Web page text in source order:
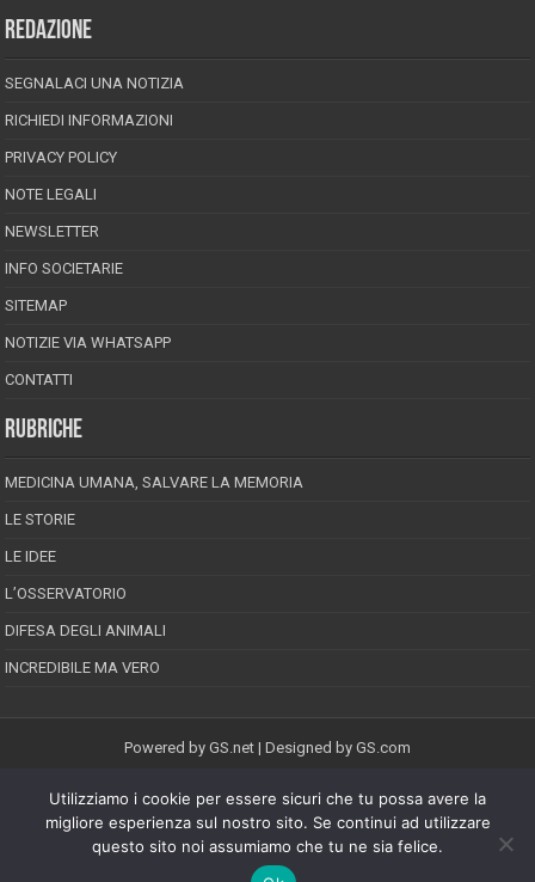
REDAZIONE
SEGNALACI UNA NOTIZIA
RICHIEDI INFORMAZIONI
PRIVACY POLICY
NOTE LEGALI
NEWSLETTER
INFO SOCIETARIE
SITEMAP
NOTIZIE VIA WHATSAPP
CONTATTI
RUBRICHE
MEDICINA UMANA, SALVARE LA MEMORIA
LE STORIE
LE IDEE
L’OSSERVATORIO
DIFESA DEGLI ANIMALI
INCREDIBILE MA VERO
Powered by GS.net | Designed by GS.com
EPINEION EDITRICE S.R.L.P.Iva 02008710689
Registrazione Tribunale di Pescara reg. speciale della stampa n.08/2012
Direttore responsabile: Maurizio Piccinino
Iscrizione al ROC n.22607
Utilizziamo i cookie per essere sicuri che tu possa avere la
migliore esperienza sul nostro sito. Se continui ad utilizzare
questo sito noi assumiamo che tu ne sia felice.